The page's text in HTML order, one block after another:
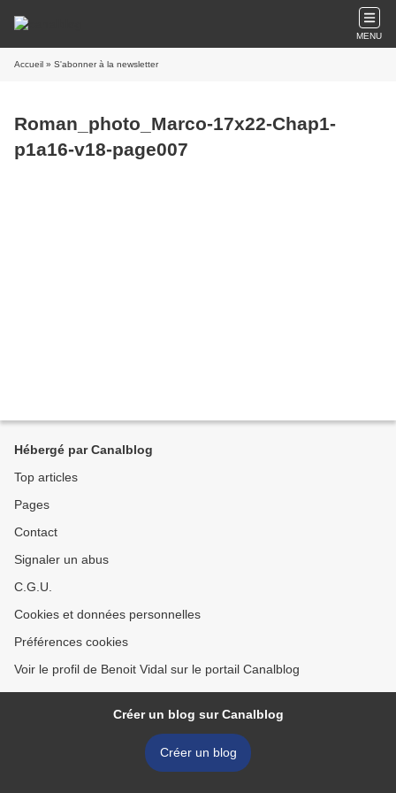
MENU
Accueil » S'abonner à la newsletter
Roman_photo_Marco-17x22-Chap1-
p1a16-v18-page007
Hébergé par Canalblog
Top articles
Pages
Contact
Signaler un abus
C.G.U.
Cookies et données personnelles
Préférences cookies
Voir le profil de Benoit Vidal sur le portail Canalblog
Créer un blog sur Canalblog
Créer un blog